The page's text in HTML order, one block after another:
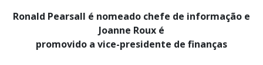
Ronald Pearsall é nomeado chefe de informação e
Joanne Roux é
promovido a vice-presidente de finanças